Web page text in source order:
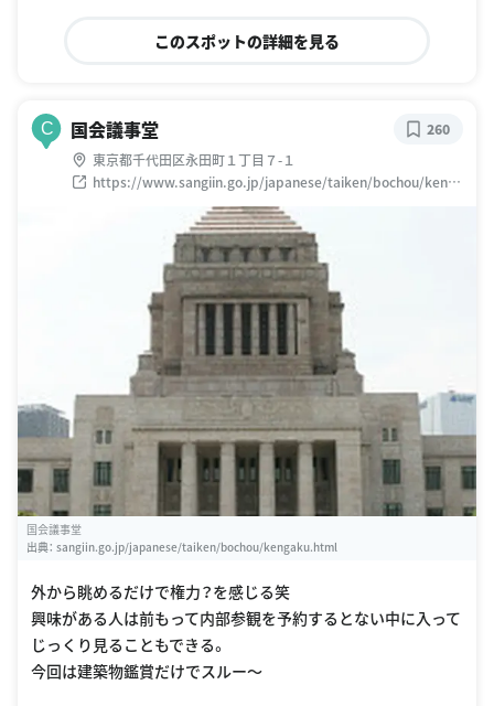
このスポットの詳細を見る
C 国会議事堂
東京都千代田区永田町１丁目７-１
https://www.sangiin.go.jp/japanese/taiken/bochou/kenga
260
国会議事堂
出典： sangiin.go.jp/japanese/taiken/bochou/kengaku.html
外から眺めるだけで権力？を感じる笑
興味がある人は前もって内部参観を予約するとない中に入って
じっくり見ることもできる。
今回は建築物鑑賞だけでスルー〜